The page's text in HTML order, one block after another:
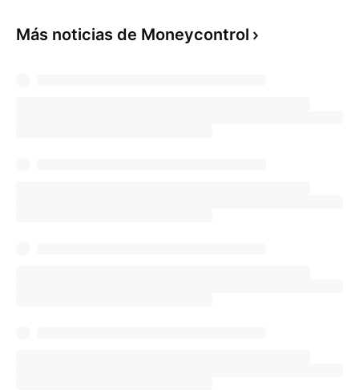
Más noticias de Moneycontrol